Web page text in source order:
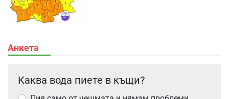
Анкета
Каква вода пиете в къщи?